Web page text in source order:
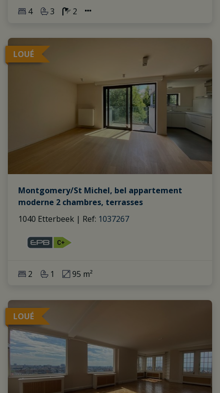
4 3 2
LOUÉ
Montgomery/St Michel, bel appartement
moderne 2 chambres, terrasses
1040 Etterbeek | Ref: 1037267
2 1 95 m²
LOUÉ